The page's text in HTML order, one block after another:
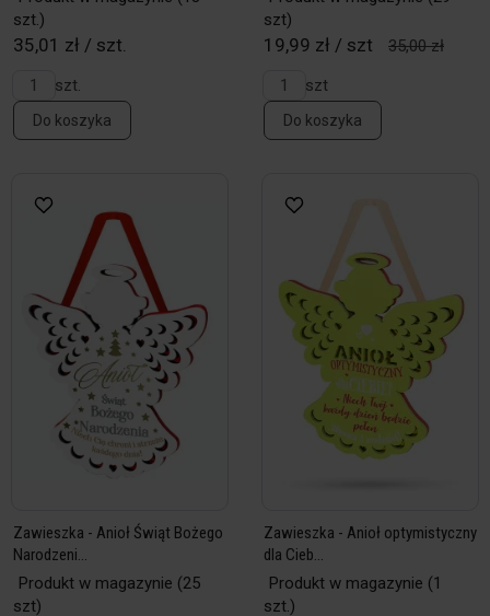
szt.)
35,01 zł / szt.
szt.
Do koszyka
szt)
19,99 zł / szt
35,00 zł
szt
Do koszyka
Zawieszka - Anioł Świąt Bożego
Narodzeni...
Produkt w magazynie (25
szt)
Zawieszka - Anioł optymistyczny
dla Cieb...
Produkt w magazynie (1
szt.)